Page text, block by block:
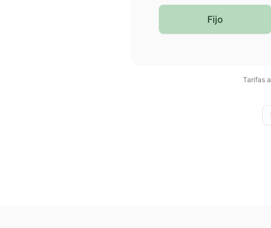
Fijo
Tarifas a